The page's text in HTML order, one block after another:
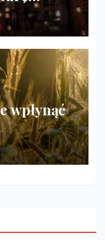
wpłynąć